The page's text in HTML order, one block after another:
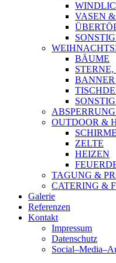
VASEN
BÄUME
OUTDOOR &
ZELTE
HEIZEN
TAGUNG &
CATERING &
Galerie
Referenzen
Kontakt
Impressum
Datenschutz